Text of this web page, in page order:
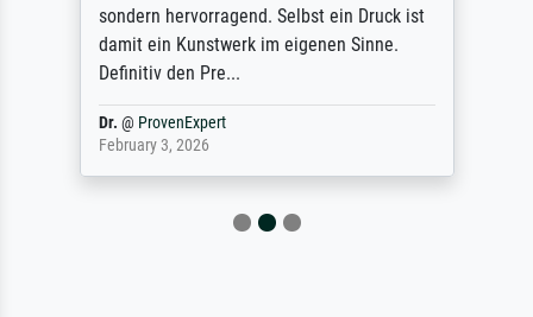
sondern hervorragend. Selbst ein Druck ist
damit ein Kunstwerk im eigenen Sinne.
Definitiv den Pre...
Dr. @ ProvenExpert
February 3, 2026